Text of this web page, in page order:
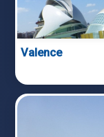
Valence